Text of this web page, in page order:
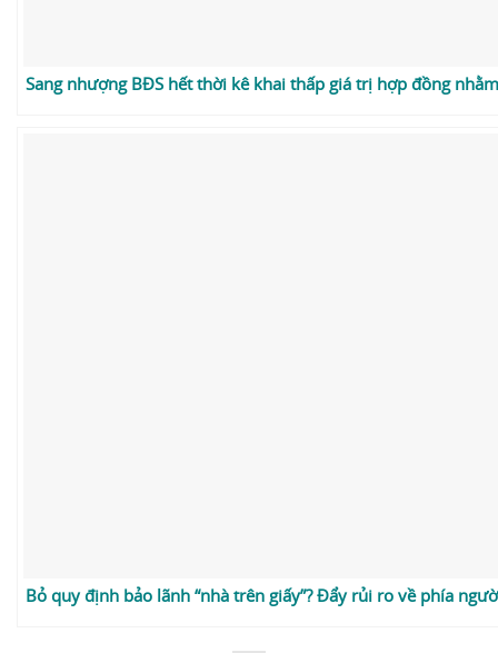
Sang nhượng BĐS hết thời kê khai thấp giá trị hợp đồng nhằm
Bỏ quy định bảo lãnh “nhà trên giấy”? Đẩy rủi ro về phía